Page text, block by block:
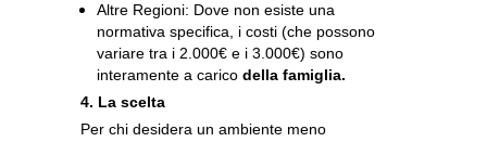
Altre Regioni: Dove non esiste una
normativa specifica, i costi (che possono
variare tra i 2.000€ e i 3.000€) sono
interamente a carico della famiglia.
4. La scelta
Per chi desidera un ambiente meno